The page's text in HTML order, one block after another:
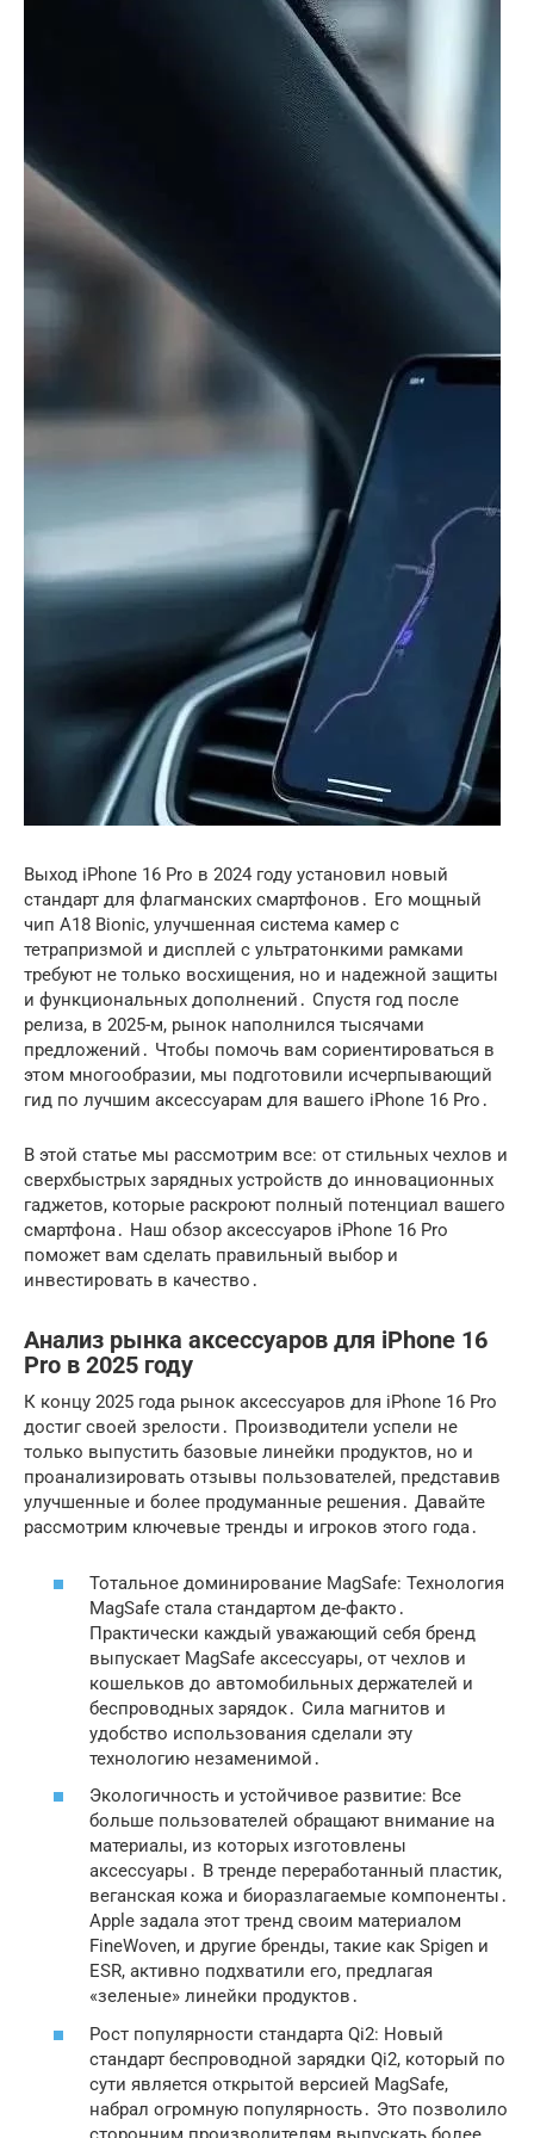
Выход iPhone 16 Pro в 2024 году установил новый
стандарт для флагманских смартфонов․ Его мощный
чип A18 Bionic, улучшенная система камер с
тетрапризмой и дисплей с ультратонкими рамками
требуют не только восхищения, но и надежной защиты
и функциональных дополнений․ Спустя год после
релиза, в 2025-м, рынок наполнился тысячами
предложений․ Чтобы помочь вам сориентироваться в
этом многообразии, мы подготовили исчерпывающий
гид по лучшим аксессуарам для вашего iPhone 16 Pro․
В этой статье мы рассмотрим все: от стильных чехлов и
сверхбыстрых зарядных устройств до инновационных
гаджетов, которые раскроют полный потенциал вашего
смартфона․ Наш обзор аксессуаров iPhone 16 Pro
поможет вам сделать правильный выбор и
инвестировать в качество․
Анализ рынка аксессуаров для iPhone 16
Pro в 2025 году
К концу 2025 года рынок аксессуаров для iPhone 16 Pro
достиг своей зрелости․ Производители успели не
только выпустить базовые линейки продуктов, но и
проанализировать отзывы пользователей, представив
улучшенные и более продуманные решения․ Давайте
рассмотрим ключевые тренды и игроков этого года․
Тотальное доминирование MagSafe: Технология
MagSafe стала стандартом де-факто․
Практически каждый уважающий себя бренд
выпускает MagSafe аксессуары, от чехлов и
кошельков до автомобильных держателей и
беспроводных зарядок․ Сила магнитов и
удобство использования сделали эту
технологию незаменимой․
Экологичность и устойчивое развитие: Все
больше пользователей обращают внимание на
материалы, из которых изготовлены
аксессуары․ В тренде переработанный пластик,
веганская кожа и биоразлагаемые компоненты․
Apple задала этот тренд своим материалом
FineWoven, и другие бренды, такие как Spigen и
ESR, активно подхватили его, предлагая
«зеленые» линейки продуктов․
Рост популярности стандарта Qi2: Новый
стандарт беспроводной зарядки Qi2, который по
сути является открытой версией MagSafe,
набрал огромную популярность․ Это позволило